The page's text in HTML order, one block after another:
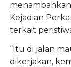
Kejadian
terkait
“Itu di jalan
dikerjakan,